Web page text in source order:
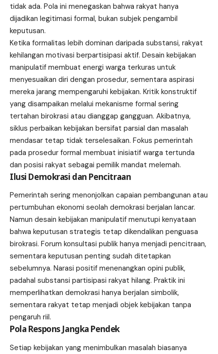
tidak ada. Pola ini menegaskan bahwa rakyat hanya
dijadikan legitimasi formal, bukan subjek pengambil
keputusan.
Ketika formalitas lebih dominan daripada substansi, rakyat
kehilangan motivasi berpartisipasi aktif. Desain kebijakan
manipulatif membuat energi warga terkuras untuk
menyesuaikan diri dengan prosedur, sementara aspirasi
mereka jarang mempengaruhi kebijakan. Kritik konstruktif
yang disampaikan melalui mekanisme formal sering
tertahan birokrasi atau dianggap gangguan. Akibatnya,
siklus perbaikan kebijakan bersifat parsial dan masalah
mendasar tetap tidak terselesaikan. Fokus pemerintah
pada prosedur formal membuat inisiatif warga tertunda
dan posisi rakyat sebagai pemilik mandat melemah.
Ilusi Demokrasi dan Pencitraan
Pemerintah sering menonjolkan capaian pembangunan atau
pertumbuhan ekonomi seolah demokrasi berjalan lancar.
Namun desain kebijakan manipulatif menutupi kenyataan
bahwa keputusan strategis tetap dikendalikan penguasa
birokrasi. Forum konsultasi publik hanya menjadi pencitraan,
sementara keputusan penting sudah ditetapkan
sebelumnya. Narasi positif menenangkan opini publik,
padahal substansi partisipasi rakyat hilang. Praktik ini
memperlihatkan demokrasi hanya berjalan simbolik,
sementara rakyat tetap menjadi objek kebijakan tanpa
pengaruh riil.
Pola Respons Jangka Pendek
Setiap kebijakan yang menimbulkan masalah biasanya